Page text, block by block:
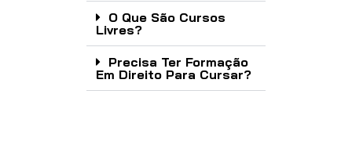
O Que São Cursos
Livres?
Precisa Ter Formação
Em Direito Para Cursar?